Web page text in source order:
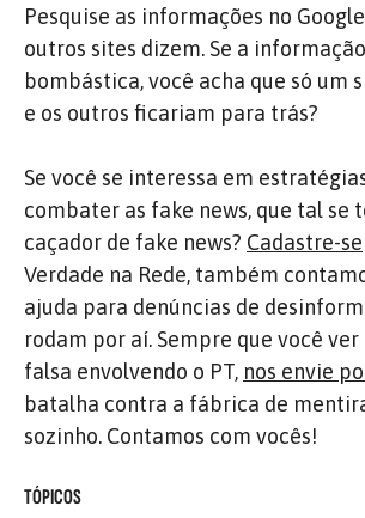
Pesquise as informações no
outros sites dizem. Se a
bombástica, você acha que só um
e os outros ficariam para trás?
Se você se interessa em
combater as fake news, que tal se
caçador de fake news? Cadastre-se
Verdade na Rede, também
ajuda para denúncias de
rodam por aí. Sempre que você
falsa envolvendo o PT, nos envie
batalha contra a fábrica de
sozinho. Contamos com vocês!
TÓPICOS